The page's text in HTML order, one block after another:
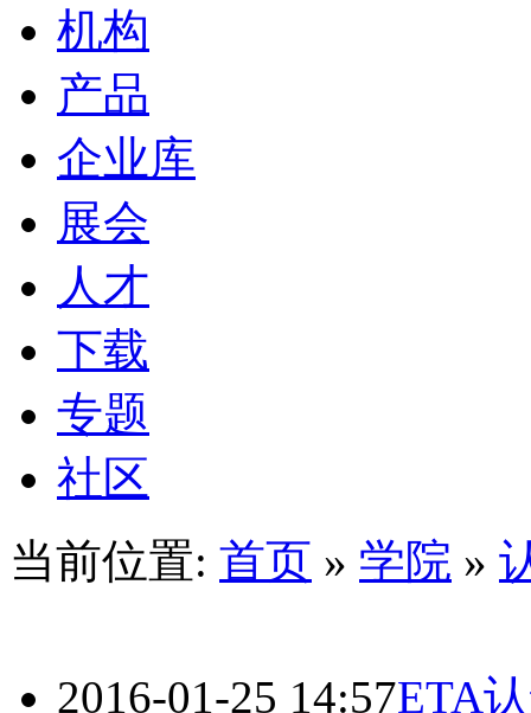
机构
产品
企业库
展会
人才
下载
专题
社区
当前位置: 首页 » 学院 »
2016-01-25 14:57ETA